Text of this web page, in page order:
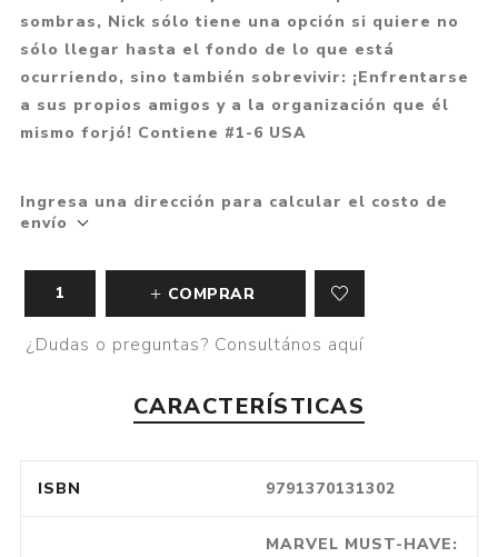
sombras, Nick sólo tiene una opción si quiere no
sólo llegar hasta el fondo de lo que está
ocurriendo, sino también sobrevivir: ¡Enfrentarse
a sus propios amigos y a la organización que él
mismo forjó! Contiene #1-6 USA
Ingresa una dirección para calcular el costo de
envío
COMPRAR
¿Dudas o preguntas? Consultános aquí
CARACTERÍSTICAS
ISBN 9791370131302
MARVEL MUST-HAVE: